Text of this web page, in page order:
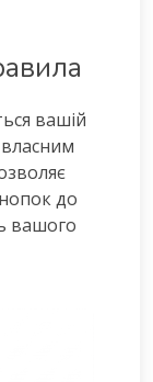
вашій
до
вашого